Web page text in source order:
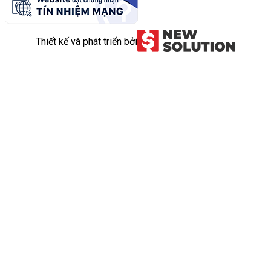
Thiết kế và phát triển bởi